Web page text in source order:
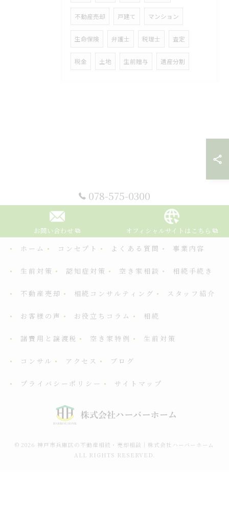
不動産売却 戸建て マンション
生命保険 弁護士 税理士 査定
税金 土地 生前贈与 遺産分割
078-575-0300
お問い合わせ
オフィシャルサイトはこちら
ホーム
コンセプト よくある質問 事業内容
生前対策 認知症対策 空き家相談 相続手続き
不動産売却 相続コンサルティング スタッフ紹介
お客様の声 お役立ちコラム 相続
諸費用と譲渡税 空き家特例 生前対策
コンサル アクセス ブログ
プライバシーポリシー サイトマップ
© 2026 神戸市兵庫区の不動産相続・売却相談｜株式会社ハーバーホーム
ALL RIGHTS RESERVED.